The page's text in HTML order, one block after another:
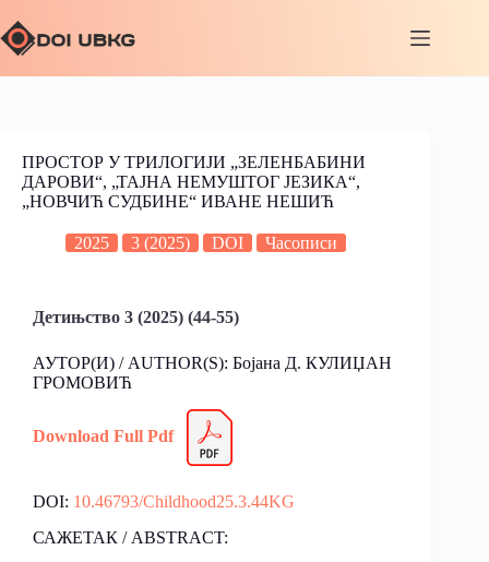
ПРОСТОР У ТРИЛОГИЈИ „ЗЕЛЕНБАБИНИ
ДАРОВИ“, „ТАЈНА НЕМУШТОГ ЈЕЗИКА“,
„НОВЧИЋ СУДБИНЕ“ ИВАНЕ НЕШИЋ
2025 3 (2025) DOI Часописи
Детињство 3 (2025) (44-55)
АУТОР(И) / AUTHOR(S): Бојана Д. КУЛИЏАН
ГРОМОВИЋ
Download Full Pdf
DOI: 10.46793/Childhood25.3.44KG
САЖЕТАК / ABSTRACT: